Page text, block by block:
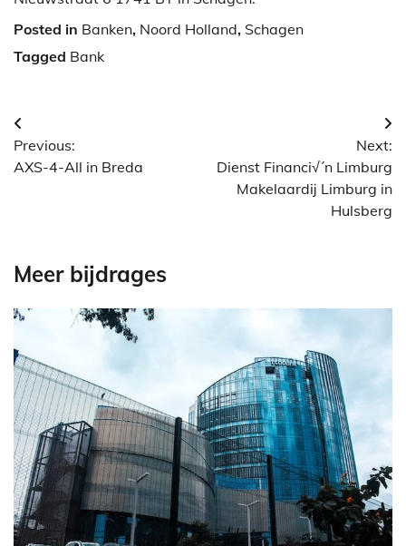
Posted in Banken, Noord Holland, Schagen
Tagged Bank
Berichtnavigatie
Previous:
AXS-4-All in Breda
Next:
Dienst Financi√´n Limburg
Makelaardij Limburg in
Hulsberg
Meer bijdrages